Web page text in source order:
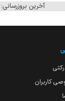
آخرین بروزرسانی: ۷ بهمن ۱۴۰۴ - ۰۸:۰۱
کاربران